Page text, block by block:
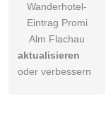
Wanderhotel-
Eintrag Promi
Alm Flachau
aktualisieren
oder verbessern